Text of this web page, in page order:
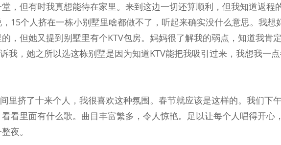
，但有时我真想能待在家里。来到这边一切还算顺利，但我知道返程
15个人挤在一栋小别墅里啥都做不了，听起来确实没什么意思。我想
，但她又提到别墅里有个KTV包房。妈妈很了解我的弱点，知道我肯
我，她之所以选这栋别墅是因为知道KTV能把我吸引过来，我想我一
里挤了十来个人，我很喜欢这种氛围。春节就应该是这样的。我们下
看里面有什么歌。曲目丰富繁多，令人惊艳。足以让每个人唱得开心
夜。